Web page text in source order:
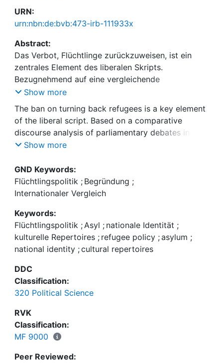
URN:
urn:nbn:de:bvb:473-irb-111933x
Abstract:
Das Verbot, Flüchtlinge zurückzuweisen, ist ein
zentrales Element des liberalen Skripts.
Bezugnehmend auf eine vergleichende
Diskursanalyse von parlamentarischen Debatten in
sechs Ländern fragen wir, welchen Einfluss das
liberale Skript auf die flüchtlingspolitischen
Positionen und Argumente von nationalen
Regierungen und politischen Parteien hat. Wir
zeigen, dass diese kaum Bezug auf das liberale
Identitätsvorstellungen und kulturellen Repertoires
geleitet sind.
Show more
The ban on turning back refugees is a key element
of the liberal script. Based on a comparative
discourse analysis of parliamentary debates in six
countries, we ask what influence the liberal script
of national governments and political parties. We
show that these hardly refer to the liberal script,
but are guided by conceptions of national identity
Show more
GND Keywords:
Flüchtlingspolitik ; Begründung ;
Internationaler Vergleich
Keywords:
Flüchtlingspolitik ;Asyl ; nationale Identität ;
kulturelle Repertoires ; refugee policy ;asylum ;
national identity ;cultural repertoires
DDC
Classification:
320 Political Science
RVK
Classification:
MF 9000
Peer Reviewed: